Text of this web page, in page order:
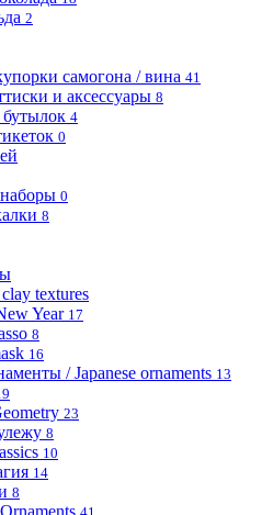
2
самогона / вина 41
и аксессуары 8
бутылок 4
0
0
8
textures
Year 17
8
16
/ Japanese ornaments 13
23
8
10
14
8